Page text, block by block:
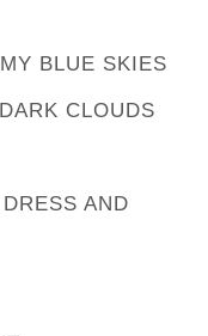
BLUE SKIES
CLOUDS
AND